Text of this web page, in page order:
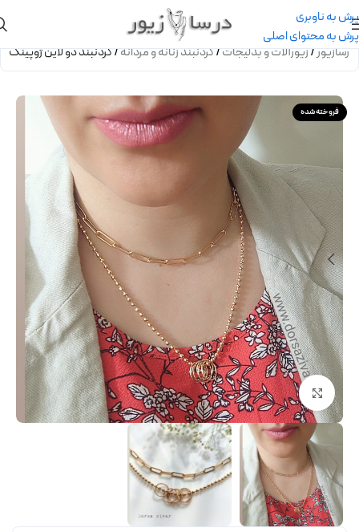
پرش به ناوبری
پرش به محتوای اصلی
درسازیور/زیورآلات و بدلیجات/گردنبند زنانه و مردانه/گردنبند دو لاین ژوپینگ
فروخته شده
برای بزرگنمایی کلیک کنید